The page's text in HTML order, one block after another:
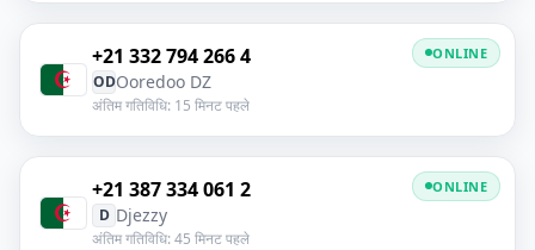
+21 332 794 266 4
ODOoredoo DZ
अंतिम गतिविधि: 15 मिनट पहले
ONLINE
+21 387 334 061 2
D Djezzy
अंतिम गतिविधि: 45 मिनट पहले
ONLINE